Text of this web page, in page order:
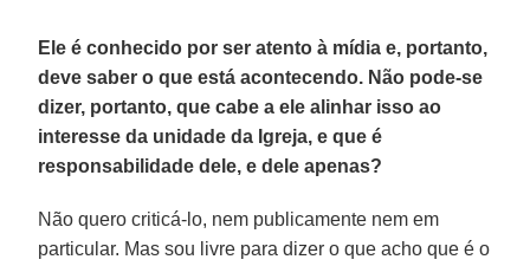
Ele é conhecido por ser atento à mídia e, portanto,
deve saber o que está acontecendo. Não pode-se
dizer, portanto, que cabe a ele alinhar isso ao
interesse da unidade da Igreja, e que é
responsabilidade dele, e dele apenas?
Não quero criticá-lo, nem publicamente nem em
particular. Mas sou livre para dizer o que acho que é o